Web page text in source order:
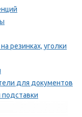
резинках, уголки
для документов